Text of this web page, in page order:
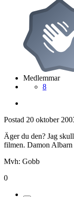
Medlemmar
8
Postad 20 oktober
Äger du den? Jag
filmen. Damon Albarn
Mvh: Gobb
0